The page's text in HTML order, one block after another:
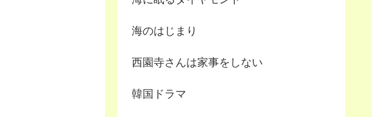
海のはじまり
西園寺さんは家事をしない
韓国ドラマ